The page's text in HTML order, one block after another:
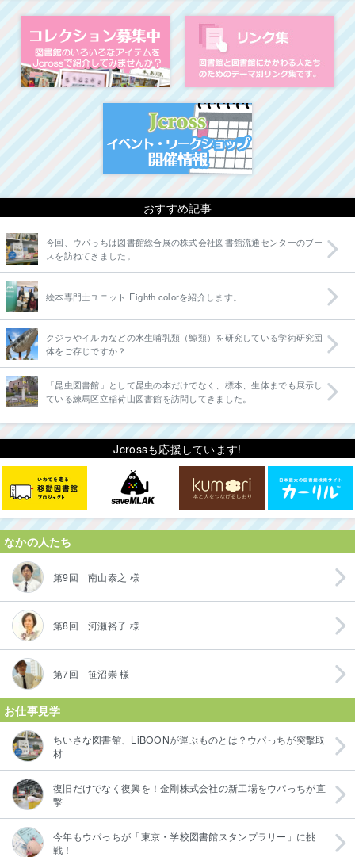
コレクション募集中
イベント・ワーク
おすすめ記事
今回、ウパっちは図書館総合展の株式会社図書館流通センターのブー
スを訪ねてきました。
絵本専門士ユニット Eighth colorを紹介します。
クジラやイルカなどの水生哺乳類（鯨類）を研究している学術研究団
体をご存じですか？
「昆虫図書館」として昆虫の本だけでなく、標本、生体までも展示し
ている練馬区立稲荷山図書館を訪問してきました。
Jcrossも応援しています!
なかの人たち
第9回 南山泰之 様
第8回 河瀬裕子 様
第7回 笹沼崇 様
お仕事見学
ちいさな図書館、LiBOONが運ぶものとは？ウパっちが突撃取
材
復旧だけでなく復興を！金剛株式会社の新工場をウパっちが直
撃
今年もウパっちが「東京・学校図書館スタンプラリー」に挑
戦！